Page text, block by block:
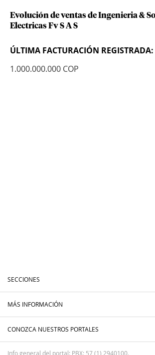
Evolución de ventas de Ingenieria &
Electricas Fv S A S
ÚLTIMA FACTURACIÓN REGISTRADA:
1.000.000.000 COP
SECCIONES
MÁS INFORMACIÓN
CONOZCA NUESTROS PORTALES
Info general del portal: PBX: 57 (1) 2940100.